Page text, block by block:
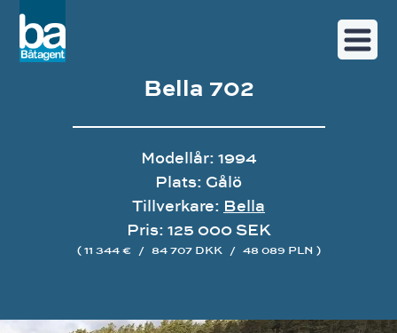
Bella 702
Modellår: 1994
Plats: Gålö
Tillverkare: Bella
Pris: 125 000 SEK
( 11 344 € / 84 707 DKK / 48 089 PLN )